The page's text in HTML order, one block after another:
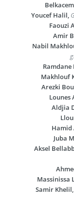
Youcef Halil,
Faouzi
Amir
Nabil
Ramdane
Arezki
Lounes
Aldjia
Hamid
Juba
Aksel
Massinissa
Samir Khelil,